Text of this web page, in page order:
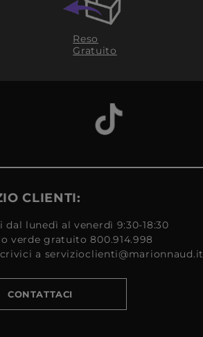
Reso
Gratuito
CLIENTI:
dal lunedì al venerdì 9:30-18:30
verde gratuito 800.914.998
a servizioclienti@marionnaud.it
CONTATTACI